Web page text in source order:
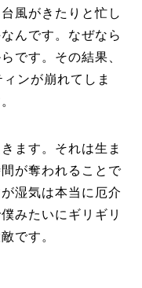
風がきたりと忙し
んです。なぜなら
です。その結果、
ンが崩れてしま
ます。それは生ま
が奪われることで
湿気は本当に厄介
みたいにギリギリ
です。